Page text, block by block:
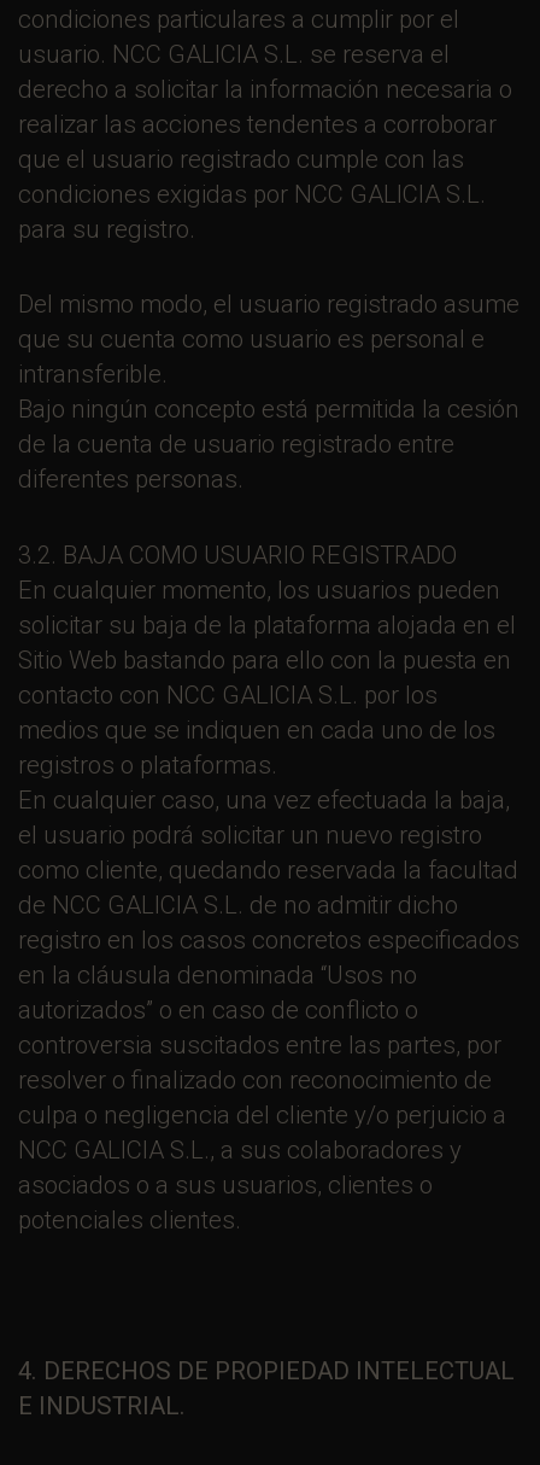
condiciones particulares a cumplir por el
usuario. NCC GALICIA S.L. se reserva el
derecho a solicitar la información necesaria o
realizar las acciones tendentes a corroborar
que el usuario registrado cumple con las
condiciones exigidas por NCC GALICIA S.L.
para su registro.
Del mismo modo, el usuario registrado asume
que su cuenta como usuario es personal e
intransferible.
Bajo ningún concepto está permitida la cesión
de la cuenta de usuario registrado entre
diferentes personas.
3.2. BAJA COMO USUARIO REGISTRADO
En cualquier momento, los usuarios pueden
solicitar su baja de la plataforma alojada en el
Sitio Web bastando para ello con la puesta en
contacto con NCC GALICIA S.L. por los
medios que se indiquen en cada uno de los
registros o plataformas.
En cualquier caso, una vez efectuada la baja,
el usuario podrá solicitar un nuevo registro
como cliente, quedando reservada la facultad
de NCC GALICIA S.L. de no admitir dicho
registro en los casos concretos especificados
en la cláusula denominada “Usos no
autorizados” o en caso de conflicto o
controversia suscitados entre las partes, por
resolver o finalizado con reconocimiento de
culpa o negligencia del cliente y/o perjuicio a
NCC GALICIA S.L., a sus colaboradores y
asociados o a sus usuarios, clientes o
potenciales clientes.
4. DERECHOS DE PROPIEDAD INTELECTUAL
E INDUSTRIAL.